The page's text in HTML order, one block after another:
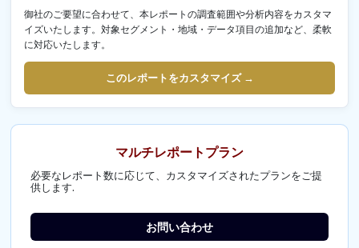
御社のご要望に合わせて、本レポートの調査範囲や分析内容をカスタマ
イズいたします。対象セグメント・地域・データ項目の追加など、柔軟
に対応いたします。
このレポートをカスタマイズ →
マルチレポートプラン
必要なレポート数に応じて、カスタマイズされたプランをご提
供します.
お問い合わせ